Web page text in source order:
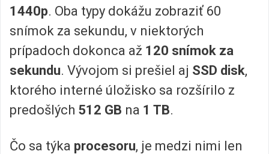
1440p. Oba typy dokážu zobraziť 60
snímok za sekundu, v niektorých
prípadoch dokonca až 120 snímok za
sekundu. Vývojom si prešiel aj SSD disk,
ktorého interné úložisko sa rozšírilo z
predošlých 512 GB na 1 TB.
Čo sa týka procesoru, je medzi nimi len